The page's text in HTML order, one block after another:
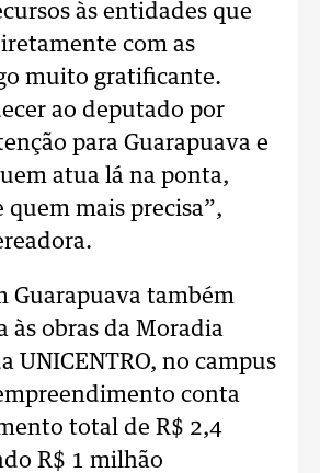
às entidades que
com as
muito gratificante.
ao deputado por
para Guarapuava e
atua lá na ponta,
mais precisa”,
Guarapuava também
às obras da Moradia
UNICENTRO, no campus
conta
total de R$ 2,4
R$ 1 milhão